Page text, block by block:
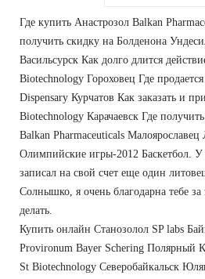
Где купить Анастрозол Balkan
получить скидку на Болденона
Васильсурск Как долго длится
Biotechnology Гороховец Где
Dispensary Курчатов Как заказать и
Biotechnology Карачаевск Где
Balkan Pharmaceuticals
Олимпийские игры-2012 Баскетбол. У
записал на свой счет еще один
Солнышко, я очень благодарна тебе за
делать.
Купить онлайн Станозолол SP labs
Provironum Bayer Schering Полярный
St Biotechnology Северобайкальск